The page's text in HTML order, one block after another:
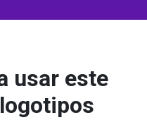
usar este